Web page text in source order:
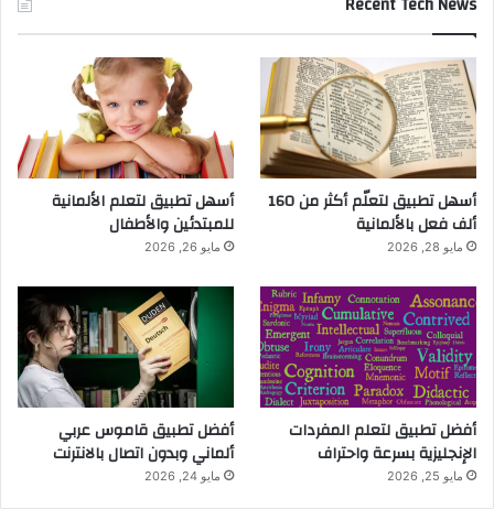
أسهل تطبيق لتعلّم أكثر من 160
ألف فعل بالألمانية
مايو 28, 2026
أسهل تطبيق لتعلم الألمانية
للمبتدئين والأطفال
مايو 26, 2026
أفضل تطبيق لتعلم المفردات
الإنجليزية بسرعة واحتراف
مايو 25, 2026
أفضل تطبيق قاموس عربي
ألماني وبدون اتصال بالانترنت
مايو 24, 2026